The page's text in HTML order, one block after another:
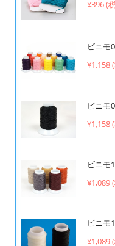
¥396 (
ビニモ
¥1,158
ビニモ
¥1,158
ビニモ
¥1,089
ビニモ
¥1,089